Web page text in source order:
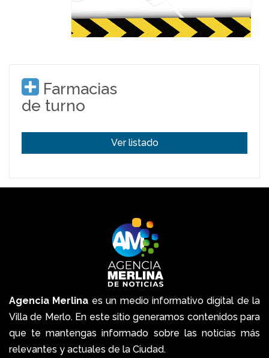
Farmacias
de turno
Ver listado
Agencia Merlina es un medio informativo digital de la
Villa de Merlo. En este sitio generamos contenidos para
que te mantengas informado sobre las noticias más
relevantes y actuales de la Ciudad.